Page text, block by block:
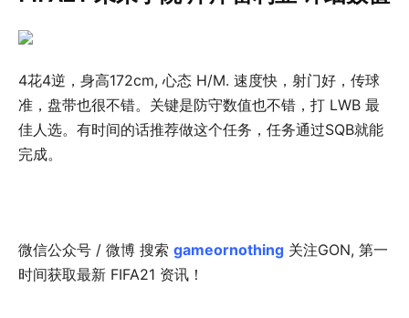
4花4逆，身高172cm, 心态 H/M. 速度快，射门好，传球
准，盘带也很不错。关键是防守数值也不错，打 LWB 最
佳人选。有时间的话推荐做这个任务，任务通过SQB就能
完成。
微信公众号 / 微博 搜索 gameornothing 关注GON, 第一
时间获取最新 FIFA21 资讯！